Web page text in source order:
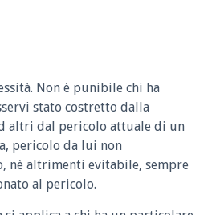
Non è punibile chi ha
stato costretto dalla
altri dal pericolo attuale di un
pericolo da lui non
nè altrimenti evitabile, sempre
al pericolo.